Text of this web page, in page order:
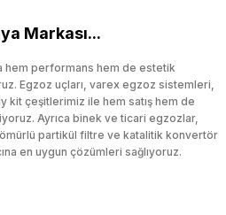
Markası...
hem performans hem de estetik
Egzoz uçları, varex egzoz sistemleri,
çeşitlerimiz ile hem satış hem de
Ayrıca binek ve ticari egzozlar,
ömürlü partikül filtre ve katalitik konvertör
en uygun çözümleri sağlıyoruz.
için özel performans egzozları ve